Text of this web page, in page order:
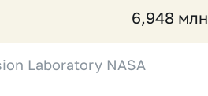
6,948
Laboratory NASA